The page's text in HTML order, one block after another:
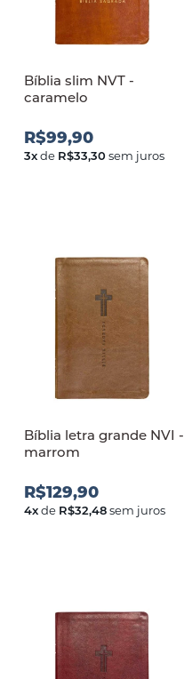
Bíblia slim NVT -
caramelo
R$99,90
3xde R$33,30sem juros
Bíblia letra grande NVI -
marrom
R$129,90
4xde R$32,48sem juros